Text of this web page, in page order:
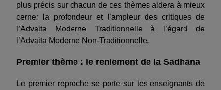
plus précis sur chacun de ces thèmes aidera à mieux
cerner la profondeur et l’ampleur des critiques de
l’Advaita Moderne Traditionnelle à l’égard de
l’Advaita Moderne Non-Traditionnelle.
Premier thème : le reniement de la Sadhana
Le premier reproche se porte sur les enseignants de